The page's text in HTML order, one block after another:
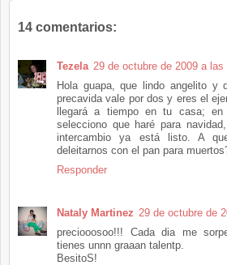
14 comentarios:
Tezela 29 de octubre de 2009 a las
Hola guapa, que lindo angelito y
precavida vale por dos y eres el
llegará a tiempo en tu casa;
selecciono que haré para
intercambio ya está listo. A
deleitarnos con el pan para
Responder
Nataly Martinez 29 de octubre de
preciooosoo!!! Cada dia me
tienes unnn graaan talentp.
BesitoS!